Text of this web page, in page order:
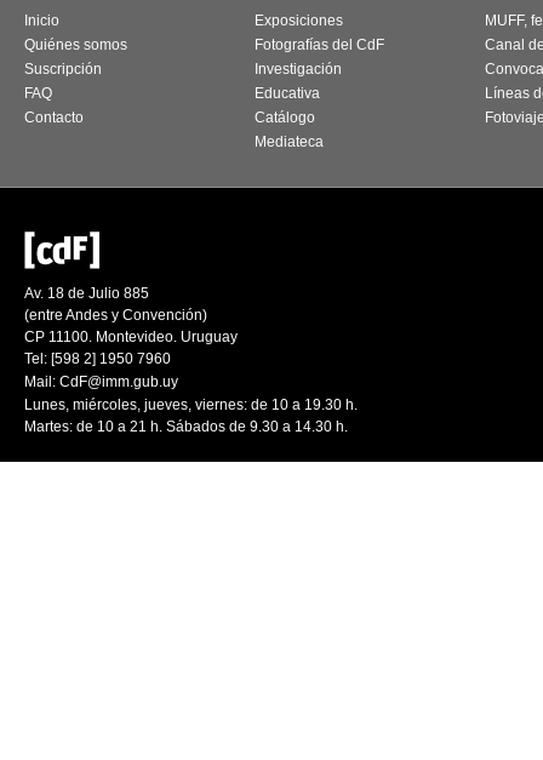
Inicio
Quiénes somos
Suscripción
FAQ
Contacto
Exposiciones
Fotografías del CdF
Investigación
Educativa
Catálogo
Mediateca
MUFF,
Canal
Líneas
Av. 18 de Julio 885
(entre Andes y Convención)
CP 11100. Montevideo. Uruguay
Tel: [598 2] 1950 7960
Mail: CdF@imm.gub.uy
Lunes, miércoles, jueves, viernes: de 10 a 19.30 h.
Martes: de 10 a 21 h. Sábados de 9.30 a 14.30 h.